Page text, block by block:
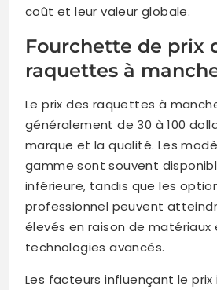
coût et leur valeur globale.
Fourchette de prix
raquettes à
Le prix des raquettes à
généralement de 30 à 100
marque et la qualité. Les
gamme sont souvent
inférieure, tandis que les
professionnel peuvent
élevés en raison de matériaux
technologies avancés.
Les facteurs influençant le prix